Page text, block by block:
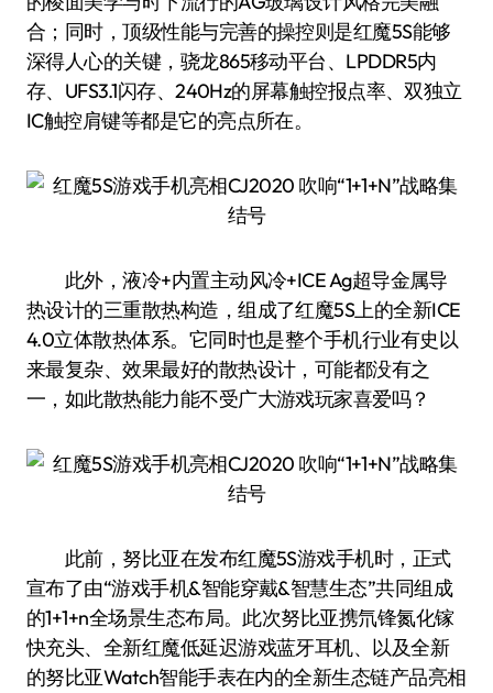
合；同时，顶级性能与完善的操控则是红魔5S能够
深得人心的关键，骁龙865移动平台、LPDDR5内
存、UFS3.1闪存、240Hz的屏幕触控报点率、双独立
IC触控肩键等都是它的亮点所在。
此外，液冷+内置主动风冷+ICE Ag超导金属导
热设计的三重散热构造，组成了红魔5S上的全新ICE
4.0立体散热体系。它同时也是整个手机行业有史以
来最复杂、效果最好的散热设计，可能都没有之
一，如此散热能力能不受广大游戏玩家喜爱吗？
此前，努比亚在发布红魔5S游戏手机时，正式
宣布了由“游戏手机&智能穿戴&智慧生态”共同组成
的1+1+n全场景生态布局。此次努比亚携氘锋氮化镓
快充头、全新红魔低延迟游戏蓝牙耳机、以及全新
的努比亚Watch智能手表在内的全新生态链产品亮相